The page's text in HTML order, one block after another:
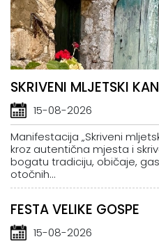
SKRIVENI MLJETSKI
15-08-2026
Manifestacija „Skriveni
kroz autentična mjesta i
bogatu tradiciju, običaje,
otočnih...
FESTA VELIKE GOSPE
15-08-2026